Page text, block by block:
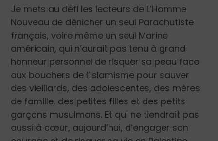
Je mets au défi les lecteurs de L’Homme
Nouveau de dénicher un seul Parachutiste
français, voire même un seul Marine
américain, qui n’aurait pas tenu à grand
honneur personnel de risquer sa peau face
aux bouchers de l’islamisme pour sauver
des vieillards, des adolescentes, des mères
de famille, des petites filles et des petits
garçons musulmans. Et qui ne tiendrait pas
aussi à cœur, aujourd’hui, d’engager son